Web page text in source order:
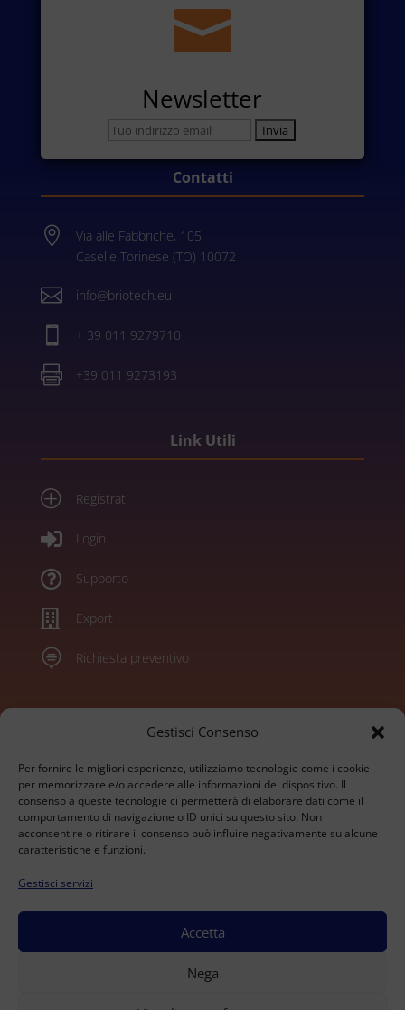
Gestisci Consenso
Per fornire le migliori esperienze, utilizziamo tecnologie come i cookie
per memorizzare e/o accedere alle informazioni del dispositivo. Il
consenso a queste tecnologie ci permetterà di elaborare dati come il
comportamento di navigazione o ID unici su questo sito. Non
acconsentire o ritirare il consenso può influire negativamente su alcune
caratteristiche e funzioni.
Gestisci servizi
Accetta
Nega

Newsletter
Contatti

Via alle Fabbriche, 105
Caselle Torinese (TO) 10072
 info@briotech.eu
 + 39 011 9279710
 +39 011 9273193
Link Utili
P Registrati
 Login
 Supporto
 Export
 Richiesta preventivo
Marchi
Konica Minolta
Sharp
Olivetti
Ricoh
Xerox
© 2026 BrioTech Srl - Via alle Fabbriche 105 - Caselle
Torinese - P.IVA 09207530016 - Capitale Sociale 10.000